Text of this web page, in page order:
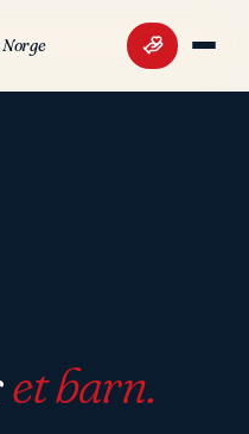
Norge BIDRA NÅ
et barn.